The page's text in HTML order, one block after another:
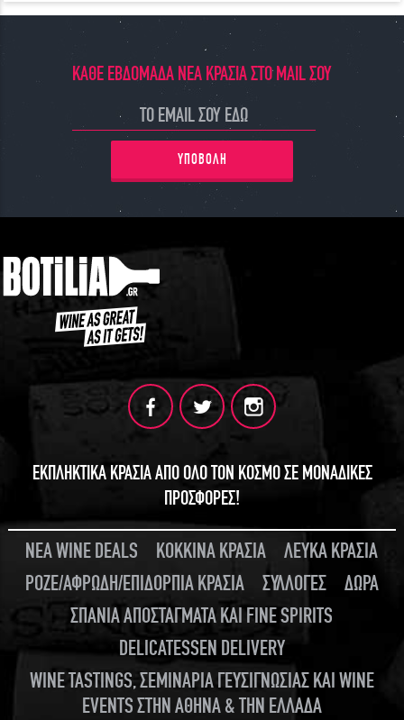
ΚΑΘΕ ΕΒΔΟΜΑΔΑ ΝΕΑ ΚΡΑΣΙΑ ΣΤΟ MAIL ΣΟΥ
ΥΠΟΒΟΛΗ
ΕΚΠΛΗΚΤΙΚΑ ΚΡΑΣΙΑ ΑΠΟ ΟΛΟ ΤΟΝ ΚΟΣΜΟ ΣΕ ΜΟΝΑΔΙΚΕΣ
ΠΡΟΣΦΟΡΕΣ!
ΝΕΑ WINE DEALS ΚΟΚΚΙΝΑ ΚΡΑΣΙΑ
ΛΕΥΚΑ ΚΡΑΣΙΑ
ΡΟΖΕ/ΑΦΡΩΔΗ/ΕΠΙΔΟΡΠΙΑ ΚΡΑΣΙΑ
ΣΥΛΛΟΓΕΣ
ΔΩΡΑ
ΣΠΑΝΙΑ ΑΠΟΣΤΑΓΜΑΤΑ ΚΑΙ FINE SPIRITS
DELICATESSEN DELIVERY
WINE TASTINGS, ΣΕΜΙΝΑΡΙΑ ΓΕΥΣΙΓΝΩΣΙΑΣ ΚΑΙ WINE
EVENTS ΣΤΗΝ ΑΘΗΝΑ & ΤΗΝ ΕΛΛΑΔΑ